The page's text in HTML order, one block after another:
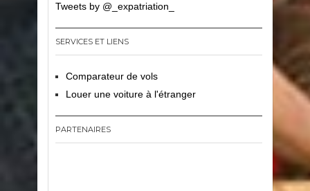
Tweets by @_expatriation_
SERVICES ET LIENS
Comparateur de vols
Louer une voiture à l'étranger
PARTENAIRES